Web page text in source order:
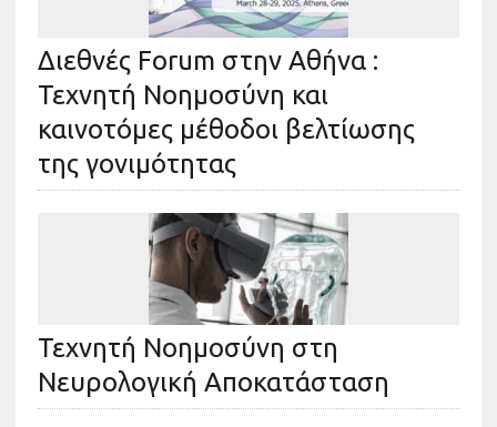
Διεθνές Forum στην Αθήνα :
Τεχνητή Νοημοσύνη και
καινοτόμες μέθοδοι βελτίωσης
της γονιμότητας
Τεχνητή Νοημοσύνη στη
Νευρολογική Αποκατάσταση